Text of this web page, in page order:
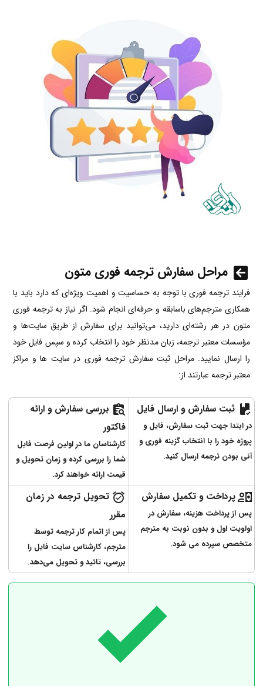
مراحل سفارش ترجمه فوری متون
فرایند ترجمه فوری با توجه به حساسیت و اهمیت ویژه‌ای که دارد باید با
همکاری مترجم‌های باسابقه و حرفه‌ای انجام شود. اگر نیاز به ترجمه فوری
متون در هر رشته‌ای دارید، می‌توانید برای سفارش از طریق سایت‌ها و
مؤسسات معتبر ترجمه، زبان مدنظر خود را انتخاب کرده و سپس فایل خود
را ارسال نمایید. مراحل ثبت سفارش ترجمه فوری در سایت ها و مراکز
معتبر ترجمه عبارتند از:
ثبت سفارش و ارسال فایل
در ابتدا جهت ثبت سفارش، فایل و
پروژه خود را با انتخاب گزینه فوری و
آنی بودن ترجمه ارسال کنید.
بررسی سفارش و ارائه
فاکتور
کارشناسان ما در اولین فرصت فایل
شما را بررسی کرده و زمان تحویل و
قیمت ارائه خواهند کرد.
پرداخت و تکمیل سفارش
پس از پرداخت هزینه، سفارش در
اولویت اول و بدون نوبت به مترجم
متخصص سپرده می شود.
تحویل ترجمه در زمان
مقرر
پس از اتمام کار ترجمه توسط
مترجم، کارشناس سایت فایل را
بررسی، تائید و تحویل می‌دهد.